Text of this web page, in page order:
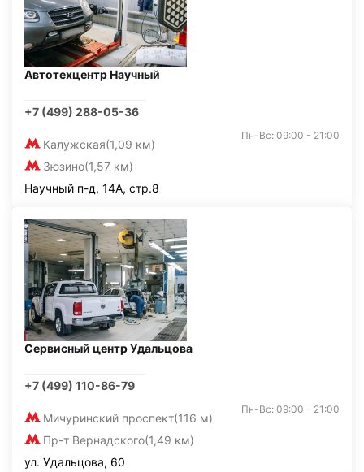
Автотехцентр Научный
+7 (499) 288-05-36
Калужская(1,09 км)
Зюзино(1,57 км)
Пн-Вс: 09:00 - 21:00
Научный п-д, 14А, стр.8
Сервисный центр Удальцова
+7 (499) 110-86-79
Мичуринский проспект(116 м)
Пр-т Вернадского(1,49 км)
Пн-Вс: 09:00 - 21:00
ул. Удальцова, 60